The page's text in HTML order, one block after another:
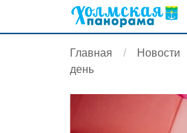
Главная Новости
день